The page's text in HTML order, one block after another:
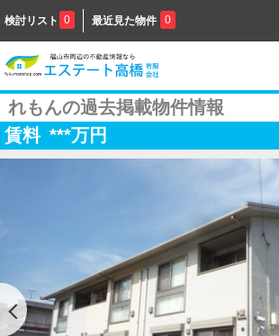
検討リスト 0 最近見た物件 0
れもんの過去掲載物件情報
賃料 ***万円